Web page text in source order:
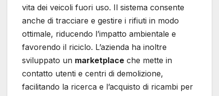
vita dei veicoli fuori uso. Il sistema consente
anche di tracciare e gestire i rifiuti in modo
ottimale, riducendo l’impatto ambientale e
favorendo il riciclo. L’azienda ha inoltre
sviluppato un marketplace che mette in
contatto utenti e centri di demolizione,
facilitando la ricerca e l’acquisto di ricambi per